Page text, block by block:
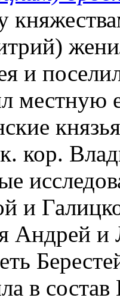
и
местную
кор.
и
Андрей и
в